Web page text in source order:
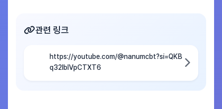
관련 링크
https://youtube.com/@nanumcbt?si=QKB
q32lblVpCTXT6